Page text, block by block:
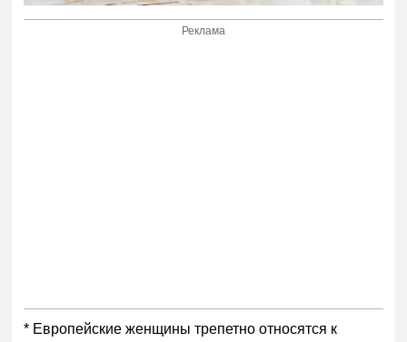
Реклама
* Европейские женщины трепетно относятся к